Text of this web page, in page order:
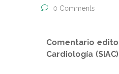
0 Comments
Comentario
Cardiología (SIAC)